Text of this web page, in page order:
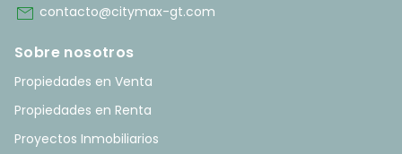
mail contacto@citymax-gt.com
Sobre nosotros
Propiedades en Venta
Propiedades en Renta
Proyectos Inmobiliarios